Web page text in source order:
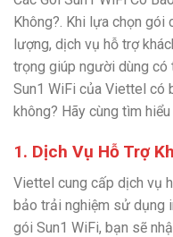
Không?. Khi lựa chọn
lượng, dịch vụ hỗ trợ
trọng giúp người dùng có
Sun1 WiFi của Viettel có
không? Hãy cùng tìm
1. Dịch Vụ Hỗ Trợ
Viettel cung cấp dịch vụ
bảo trải nghiệm sử dụng
gói Sun1 WiFi, bạn sẽ